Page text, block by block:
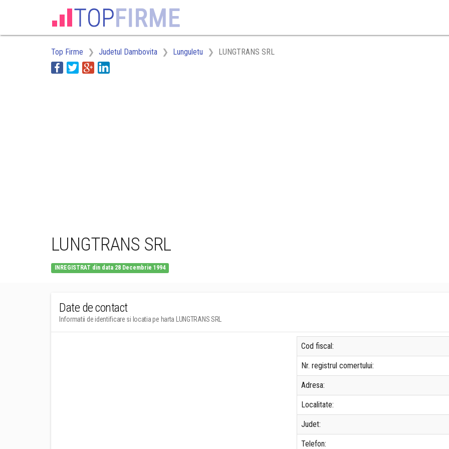
Top Firme Judetul Dambovita Lunguletu LUNGTRANS SRL
LUNGTRANS SRL
INREGISTRAT din data 28 Decembrie 1994
Date de contact
Informatii de identificare si locatia pe harta LUNGTRANS SRL
Cod fiscal:
Nr. registrul comertului:
Adresa:
Localitate:
Judet:
Telefon: